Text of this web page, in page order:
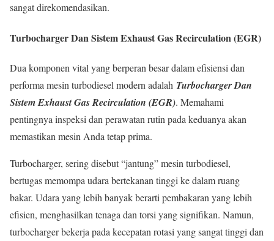
sangat direkomendasikan.
Turbocharger Dan Sistem Exhaust Gas Recirculation (EGR)
Dua komponen vital yang berperan besar dalam efisiensi dan
performa mesin turbodiesel modern adalah Turbocharger Dan
Sistem Exhaust Gas Recirculation (EGR). Memahami
pentingnya inspeksi dan perawatan rutin pada keduanya akan
memastikan mesin Anda tetap prima.
Turbocharger, sering disebut “jantung” mesin turbodiesel,
bertugas memompa udara bertekanan tinggi ke dalam ruang
bakar. Udara yang lebih banyak berarti pembakaran yang lebih
efisien, menghasilkan tenaga dan torsi yang signifikan. Namun,
turbocharger bekerja pada kecepatan rotasi yang sangat tinggi dan